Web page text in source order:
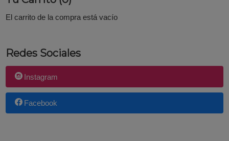
El carrito de la compra está vacío
Redes Sociales
Instagram
Facebook